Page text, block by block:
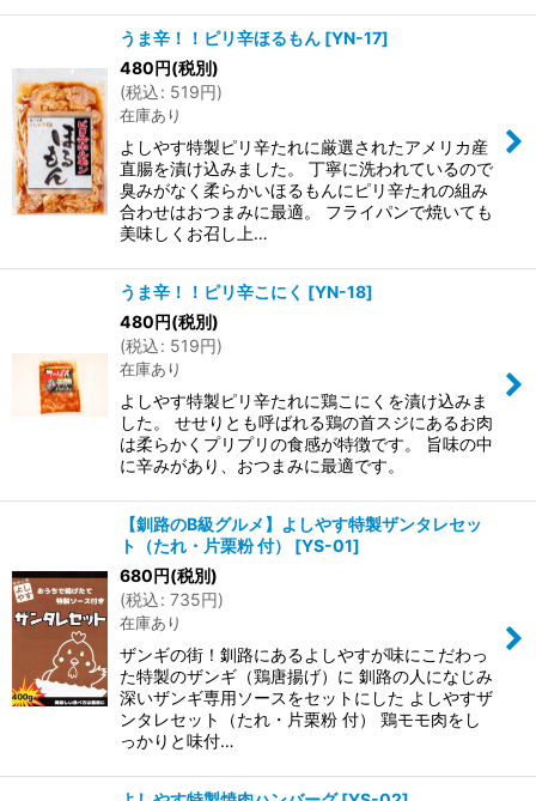
うま辛！！ピリ辛ほるもん [YN-17]
480円(税別)
(税込: 519円)
在庫あり
よしやす特製ピリ辛たれに厳選されたアメリカ産
直腸を漬け込みました。 丁寧に洗われているので
臭みがなく柔らかいほるもんにピリ辛たれの組み
合わせはおつまみに最適。 フライパンで焼いても
美味しくお召し上…
うま辛！！ピリ辛こにく [YN-18]
480円(税別)
(税込: 519円)
在庫あり
よしやす特製ピリ辛たれに鶏こにくを漬け込みま
した。 せせりとも呼ばれる鶏の首スジにあるお肉
は柔らかくプリプリの食感が特徴です。 旨味の中
に辛みがあり、おつまみに最適です。
【釧路のB級グルメ】よしやす特製ザンタレセッ
ト（たれ・片栗粉 付）
[YS-01]
680円(税別)
(税込: 735円)
在庫あり
ザンギの街！釧路にあるよしやすが味にこだわっ
た特製のザンギ（鶏唐揚げ）に 釧路の人になじみ
深いザンギ専用ソースをセットにした よしやすザ
ンタレセット（たれ・片栗粉 付） 鶏モモ肉をし
っかりと味付…